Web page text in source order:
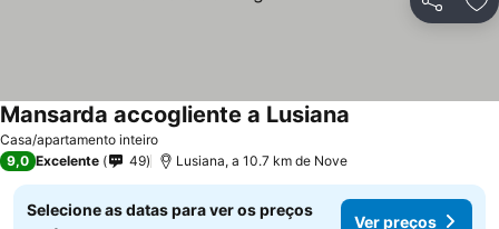
Partilhar
Casa/apartamento inteiro
Mansarda accogliente a Lusiana
9,0 Excelente 49 Lusiana, a 10.7 km de Nove
Selecione as datas para ver os preços
Ver preços